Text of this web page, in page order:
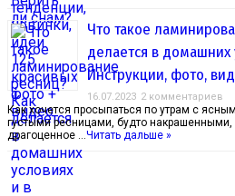
Что такое
делается в домашних
Инструкции, фото,
16.07.2023 2 комментариев
Как хочется просыпаться по утрам с
густыми ресницами, будто накрашенными,
драгоценное …Читать дальше »